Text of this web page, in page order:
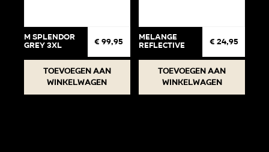
M Splendor
Grey 3XL € 99,95
Toevoegen aan
winkelwagen
Melange
Reflective € 24,95
Toevoegen aan
winkelwagen